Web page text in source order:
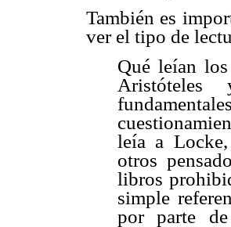
También es
ver el tipo de
Qué leían
Aristóteles
leía a
otros
libros
simple
por parte